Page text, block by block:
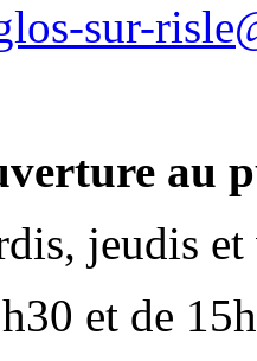
sur-
au
jeudis et
et de